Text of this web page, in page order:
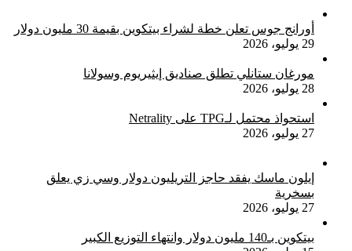
أورانج جوس تعلن خطة لشراء بيتكوين بقيمة 30 مليون دولار
29 يوليو، 2026
مورغان ستانلي تطلق صناديق إيثيريوم وسولانا
28 يوليو، 2026
استحواذ محتمل لـTPG على Netrality
27 يوليو، 2026
إيلون ماسك يفقد حاجز التريليون دولار وسي زي يعلق
بسخرية
27 يوليو، 2026
بيتكوين بـ140 مليون دولار وانتهاء التوزيع الكبير